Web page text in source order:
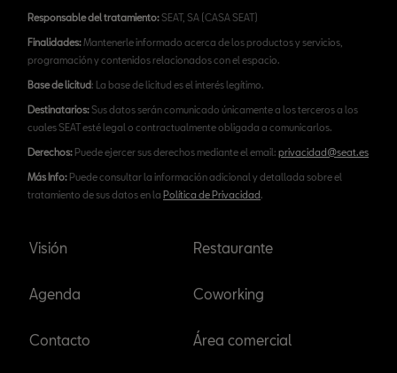
Responsable del tratamiento:SEAT, SA (CASA SEAT)
Finalidades:Mantenerle informado acerca de los productos y servicios,
programación y contenidos relacionados con el espacio.
Base de licitud: La base de licitud es el interés legítimo.
Destinatarios:Sus datos serán comunicado únicamente a los terceros a los
cuales SEAT esté legal o contractualmente obligada a comunicarlos.
Derechos: Puede ejercer sus derechos mediante el email: privacidad@seat.es
Más Info: Puede consultar la información adicional y detallada sobre el
tratamiento de sus datos en la Política de Privacidad.
Visión
Agenda
Contacto
Restaurante
Coworking
Área comercial